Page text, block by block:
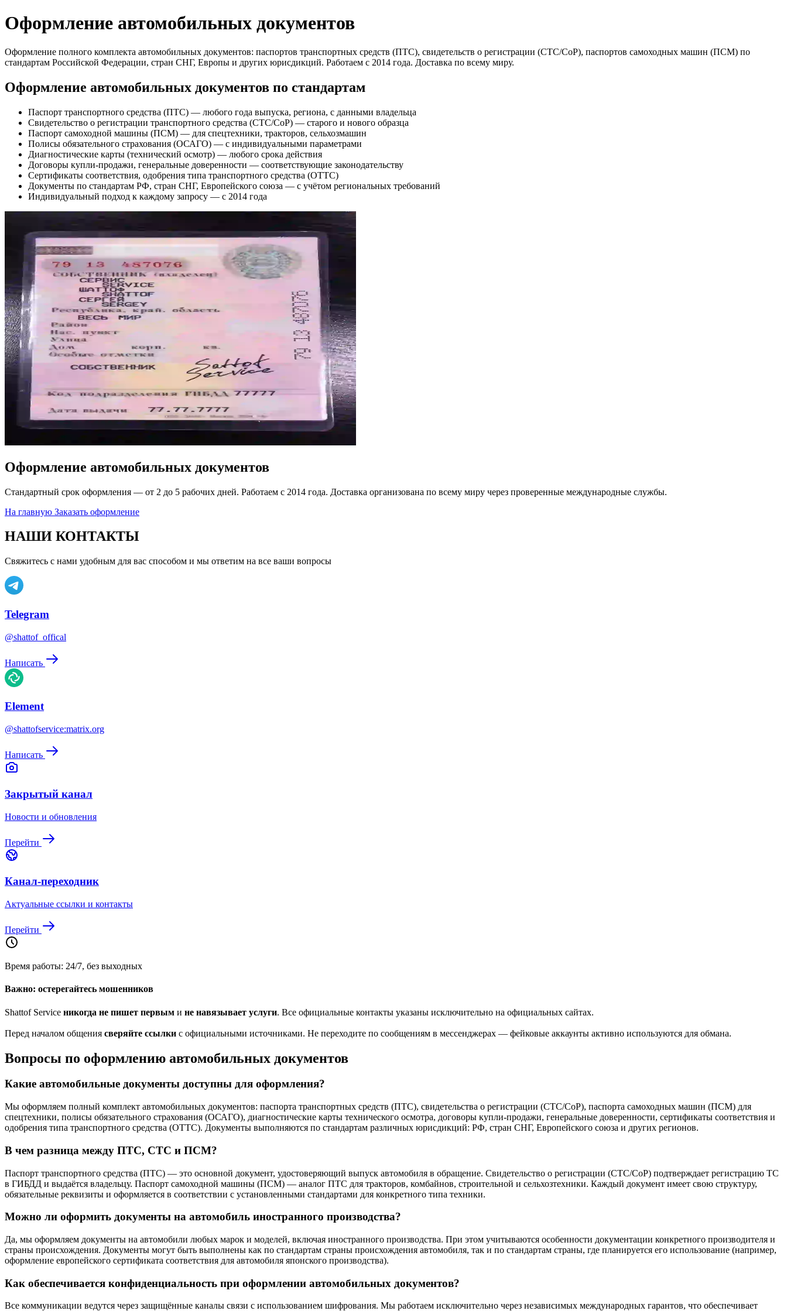
Оформление автомобильных документов
Оформление полного комплекта автомобильных документов: паспортов транспортных средств (ПТС), свидетельств о регистрации (СТС/СоР), паспортов самоходных машин (ПСМ) по
стандартам Российской Федерации, стран СНГ, Европы и других юрисдикций. Работаем с 2014 года. Доставка по всему миру.
Оформление автомобильных документов по стандартам
Паспорт транспортного средства (ПТС) — любого года выпуска, региона, с данными владельца
Свидетельство о регистрации транспортного средства (СТС/СоР) — старого и нового образца
Паспорт самоходной машины (ПСМ) — для спецтехники, тракторов, сельхозмашин
Полисы обязательного страхования (ОСАГО) — с индивидуальными параметрами
Диагностические карты (технический осмотр) — любого срока действия
Договоры купли-продажи, генеральные доверенности — соответствующие законодательству
Сертификаты соответствия, одобрения типа транспортного средства (ОТТС)
Документы по стандартам РФ, стран СНГ, Европейского союза — с учётом региональных требований
Индивидуальный подход к каждому запросу — с 2014 года
Оформление автомобильных документов
Стандартный срок оформления — от 2 до 5 рабочих дней. Работаем с 2014 года. Доставка организована по всему миру через проверенные международные службы.
На главную Заказать оформление
НАШИ КОНТАКТЫ
Свяжитесь с нами удобным для вас способом и мы ответим на все ваши вопросы
Telegram
@shattof_offical
Написать
Element
@shattofservice:matrix.org
Написать
Закрытый канал
Новости и обновления
Перейти
Канал-переходник
Актуальные ссылки и контакты
Перейти
Время работы: 24/7, без выходных
Важно: остерегайтесь мошенников
Shattof Service никогда не пишет первым и не навязывает услуги. Все официальные контакты указаны исключительно на официальных сайтах.
Перед началом общения сверяйте ссылки с официальными источниками. Не переходите по сообщениям в мессенджерах — фейковые аккаунты активно используются для обмана.
Вопросы по оформлению автомобильных документов
Какие автомобильные документы доступны для оформления?
Мы оформляем полный комплект автомобильных документов: паспорта транспортных средств (ПТС), свидетельства о регистрации (СТС/СоР), паспорта самоходных машин (ПСМ) для
спецтехники, полисы обязательного страхования (ОСАГО), диагностические карты технического осмотра, договоры купли-продажи, генеральные доверенности, сертификаты соответствия и
одобрения типа транспортного средства (ОТТС). Документы выполняются по стандартам различных юрисдикций: РФ, стран СНГ, Европейского союза и других регионов.
В чем разница между ПТС, СТС и ПСМ?
Паспорт транспортного средства (ПТС) — это основной документ, удостоверяющий выпуск автомобиля в обращение. Свидетельство о регистрации (СТС/СоР) подтверждает регистрацию ТС
в ГИБДД и выдаётся владельцу. Паспорт самоходной машины (ПСМ) — аналог ПТС для тракторов, комбайнов, строительной и сельхозтехники. Каждый документ имеет свою структуру,
обязательные реквизиты и оформляется в соответствии с установленными стандартами для конкретного типа техники.
Можно ли оформить документы на автомобиль иностранного производства?
Да, мы оформляем документы на автомобили любых марок и моделей, включая иностранного производства. При этом учитываются особенности документации конкретного производителя и
страны происхождения. Документы могут быть выполнены как по стандартам страны происхождения автомобиля, так и по стандартам страны, где планируется его использование (например,
оформление европейского сертификата соответствия для автомобиля японского производства).
Как обеспечивается конфиденциальность при оформлении автомобильных документов?
Все коммуникации ведутся через защищённые каналы связи с использованием шифрования. Мы работаем исключительно через независимых международных гарантов, что обеспечивает